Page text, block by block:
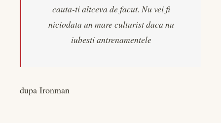
cauta-ti altceva de facut. Nu vei fi
niciodata un mare culturist daca nu
iubesti antrenamentele
dupa Ironman